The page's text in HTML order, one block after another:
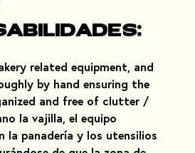
related equipment, and
by hand ensuring the
and free of clutter /
la vajilla, el equipo
la panadería y los utensilios